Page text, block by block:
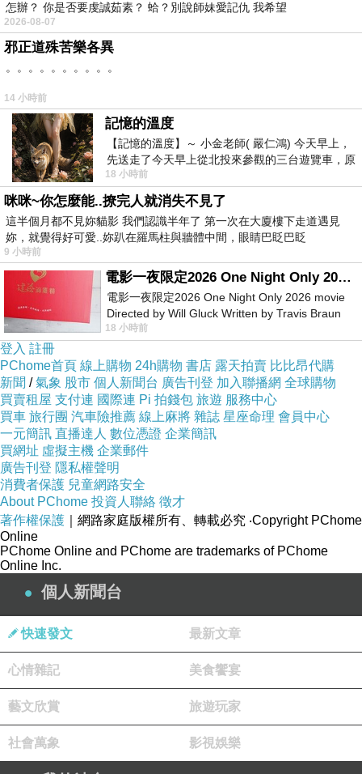
最後選擇在這購買
時髦情人~鑽石/星星圖案拼蕾
絲背心連身洋裝?2色
也不會遇到詐騙集團,所以才選擇在這購入
更多資料、資訊參考分享↓↓↓
商品網址:http://buyforfun.biz/redirect.php?
k=4d9d09bd11c4b75a628fd469039331f2&uid
1=&uid2=&uid3=&uid4=&uid5=
商品訊息功能
時髦情人~鑽石/星星圖案拼蕾絲背心連身洋裝?2
色
但是我想
時髦情人~鑽石/星星圖案拼蕾絲背心連
身洋裝?2色 在網路上買應該會比較便宜，
怎辦？ 你是否要虔誠茹素？ 蛤？別說師妹愛記仇 我希望
2026-08-07
邪正道殊苦樂各異
。。。。。。。。。。
14 小時前
記憶的溫度
【記憶的溫度】～ 小金老師( 嚴仁鴻) 今天早上，
先送走了今天早上從北投來參觀的三台遊覽車，原
以為展場已經差不多要安靜下來，卻發
18 小時前
咪咪~你怎麼能..撩完人就消失不見了
這半個月都不見妳貓影 我們認識半年了 第一次在大廈樓下走道遇見
妳，就覺得好可愛..妳趴在羅馬柱與牆體中間，眼睛巴眨巴眨
9 小時前
電影一夜限定2026 One Night Only 2026 movie
電影一夜限定2026 One Night Only 2026 movie
Directed by Will Gluck Written by Travis Braun
Starring Monica Barbaro
18 小時前
登入 註冊
PChome首頁 線上購物 24h購物 書店 露天拍賣 比比昂代購
新聞 /氣象 股市 個人新聞台 廣告刊登 加入聯播網 全球購物
買賣租屋 支付連 國際連 Pi 拍錢包 旅遊 服務中心
買車 旅行團 汽車險推薦 線上麻將 雜誌 星座命理 會員中心
一元簡訊 直播達人 數位憑證 企業簡訊
買網址 虛擬主機 企業郵件
廣告刊登 隱私權聲明
消費者保護 兒童網路安全
About PChome 投資人聯絡 徵才
著作權保護 ｜網路家庭版權所有、轉載必究 ‧Copyright PChome
Online
PChome Online and PChome are trademarks of PChome
Online Inc.
個人新聞台
快速發文 最新文章
心情雜記 美食饗宴
藝文欣賞 旅遊玩家
社會萬象 影視娛樂